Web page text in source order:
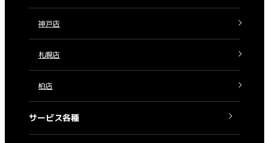
神戸店
札幌店
柏店
サービス各種